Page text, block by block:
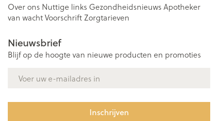
Over ons Nuttige links Gezondheidsnieuws Apotheker
van wachtVoorschriftZorgtarieven
Nieuwsbrief
Blijf op de hoogte van nieuwe producten en promoties
Inschrijven